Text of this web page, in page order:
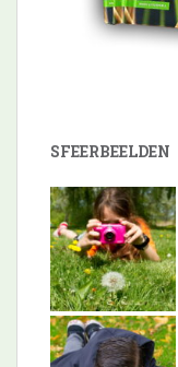
SFEERBEELDEN